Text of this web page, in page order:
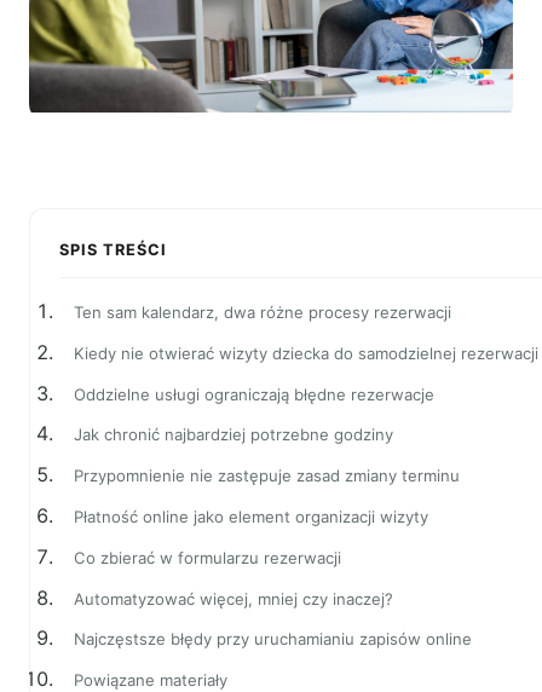
SPIS TREŚCI
Ten sam kalendarz, dwa różne procesy rezerwacji
Kiedy nie otwierać wizyty dziecka do samodzielnej rezerwacji
Oddzielne usługi ograniczają błędne rezerwacje
Jak chronić najbardziej potrzebne godziny
Przypomnienie nie zastępuje zasad zmiany terminu
Płatność online jako element organizacji wizyty
Co zbierać w formularzu rezerwacji
Automatyzować więcej, mniej czy inaczej?
Najczęstsze błędy przy uruchamianiu zapisów online
Powiązane materiały